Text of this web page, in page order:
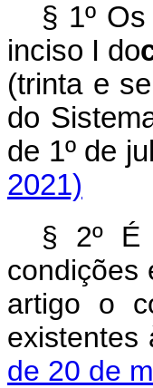
§ 1º
inciso I do
(trinta e
do
de 1º de
2021)
§ 2º É
condições
artigo o
de 20 de